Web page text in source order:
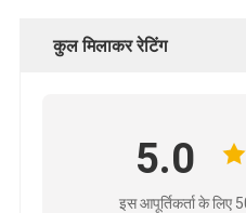
कुल मिलाकर रेटिंग
5.0
इस आपूर्तिकर्ता के लिए